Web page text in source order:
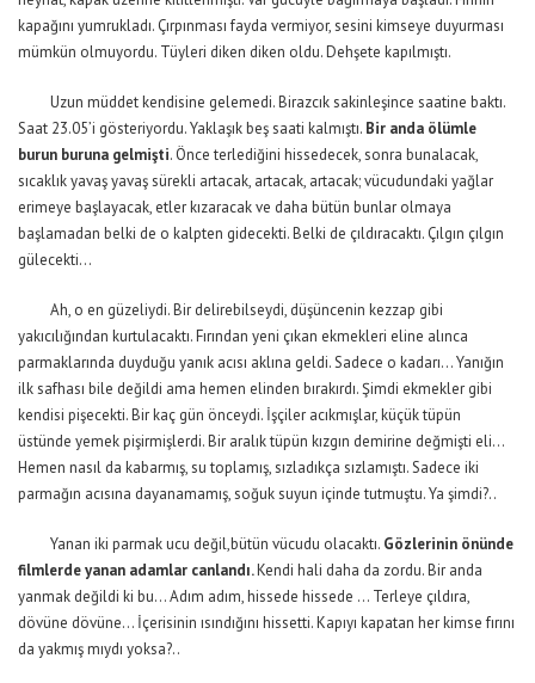
kapağını yumrukladı. Çırpınması fayda vermiyor, sesini kimseye duyurması
mümkün olmuyordu. Tüyleri diken diken oldu. Dehşete kapılmıştı.
Uzun müddet kendisine gelemedi. Birazcık sakinleşince saatine baktı.
Saat 23.05’i gösteriyordu. Yaklaşık beş saati kalmıştı. Bir anda ölümle
burun buruna gelmişti. Önce terlediğini hissedecek, sonra bunalacak,
sıcaklık yavaş yavaş sürekli artacak, artacak, artacak; vücudundaki yağlar
erimeye başlayacak, etler kızaracak ve daha bütün bunlar olmaya
başlamadan belki de o kalpten gidecekti. Belki de çıldıracaktı. Çılgın çılgın
gülecekti…
Ah, o en güzeliydi. Bir delirebilseydi, düşüncenin kezzap gibi
yakıcılığından kurtulacaktı. Fırından yeni çıkan ekmekleri eline alınca
parmaklarında duyduğu yanık acısı aklına geldi. Sadece o kadarı… Yanığın
ilk safhası bile değildi ama hemen elinden bırakırdı. Şimdi ekmekler gibi
kendisi pişecekti. Bir kaç gün önceydi. İşçiler acıkmışlar, küçük tüpün
üstünde yemek pişirmişlerdi. Bir aralık tüpün kızgın demirine değmişti eli…
Hemen nasıl da kabarmış, su toplamış, sızladıkça sızlamıştı. Sadece iki
parmağın acısına dayanamamış, soğuk suyun içinde tutmuştu. Ya şimdi?..
Yanan iki parmak ucu değil,bütün vücudu olacaktı. Gözlerinin önünde
filmlerde yanan adamlar canlandı.Kendi hali daha da zordu. Bir anda
yanmak değildi ki bu… Adım adım, hissede hissede … Terleye çıldıra,
dövüne dövüne… İçerisinin ısındığını hissetti. Kapıyı kapatan her kimse fırını
da yakmış mıydı yoksa?..